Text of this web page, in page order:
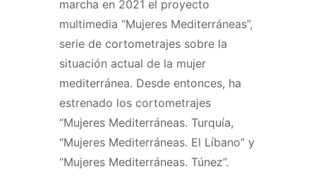
marcha en 2021 el proyecto
multimedia “Mujeres Mediterráneas”,
serie de cortometrajes sobre la
situación actual de la mujer
mediterránea. Desde entonces, ha
estrenado los cortometrajes
“Mujeres Mediterráneas. Turquía,
“Mujeres Mediterráneas. El Líbano” y
“Mujeres Mediterráneas. Túnez”.